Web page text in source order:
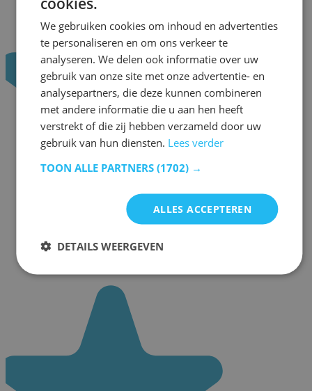
We gebruiken cookies om inhoud en advertenties
te personaliseren en om ons verkeer te
analyseren. We delen ook informatie over uw
gebruik van onze site met onze advertentie- en
analysepartners, die deze kunnen combineren
met andere informatie die u aan hen heeft
verstrekt of die zij hebben verzameld door uw
gebruik van hun diensten. Lees verder
TOON ALLE PARTNERS (1702) →
ALLES ACCEPTEREN
DETAILS WEERGEVEN